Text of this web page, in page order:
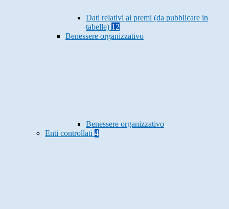
Dati relativi ai premi (da pubblicare in
tabelle) 12
Benessere organizzativo
Benessere organizzativo
Enti controllati 4